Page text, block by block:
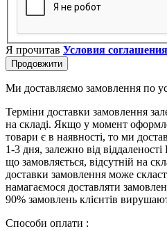
Я прочитав Условия соглашения
Продовжити
Ми доставляємо замовлення по
Терміни доставки замовлення
на складі. Якщо у момент
товари є в наявності, то ми
1-3 дня, залежно від
що замовляється, відсутній на
доставки замовлення може
намагаємося доставляти
90% замовлень клієнтів
Способи оплати :